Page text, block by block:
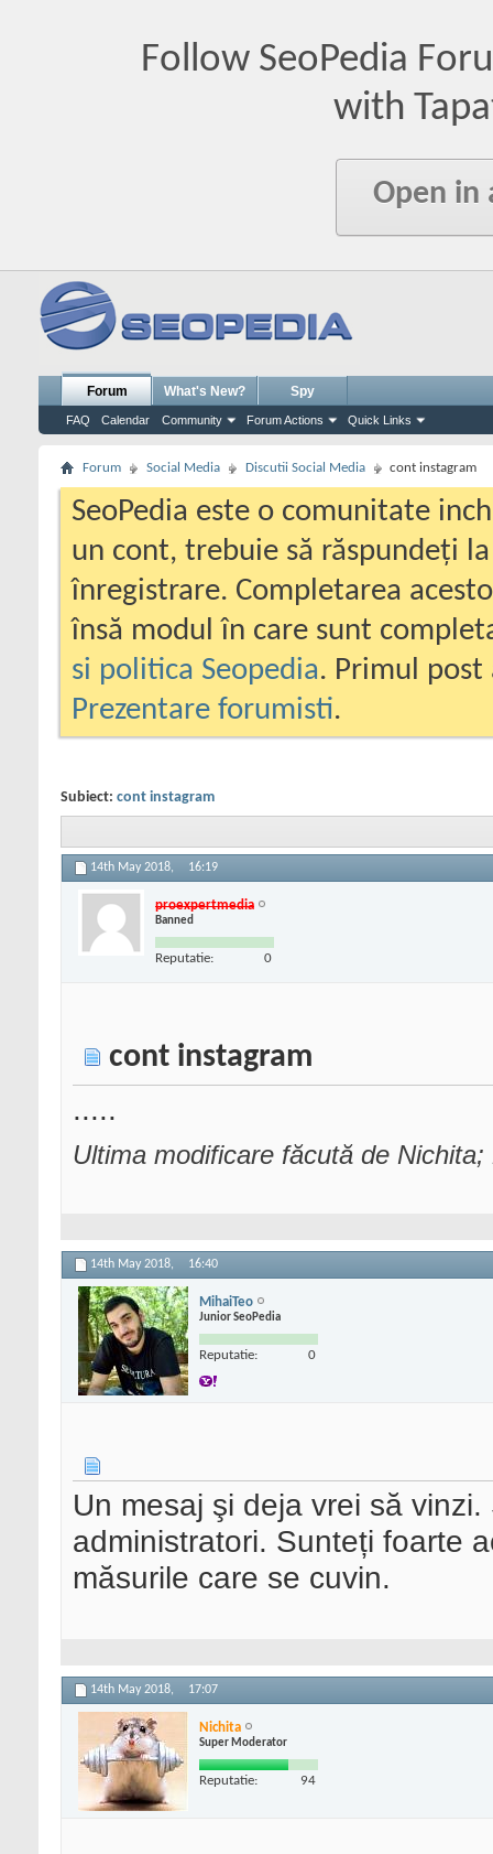
Follow SeoPedia
with
Open in
Forum
FAQ Calendar Community Forum Actions Quick Links
What's New? Spy
Forum Social Media Discutii Social Media cont instagram
SeoPedia este o comunitate
un cont, trebuie să răspundeți
înregistrare. Completarea
însă modul în care sunt
si politica Seopedia. Primul
Prezentare forumisti.
Subiect: cont instagram
14th May 2018, 16:19
proexpertmedia
Banned
Reputatie: 0
cont instagram
.....
Ultima modificare făcută de
14th May 2018, 16:40
MihaiTeo
Junior SeoPedia
Reputatie: 0
Un mesaj şi deja vrei să
administratori. Sunteți foarte
măsurile care se cuvin.
14th May 2018, 17:07
Nichita
Super Moderator
Reputatie: 94